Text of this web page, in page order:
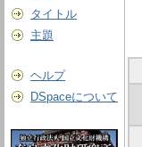
タイトル
主題
ヘルプ
DSpaceについて